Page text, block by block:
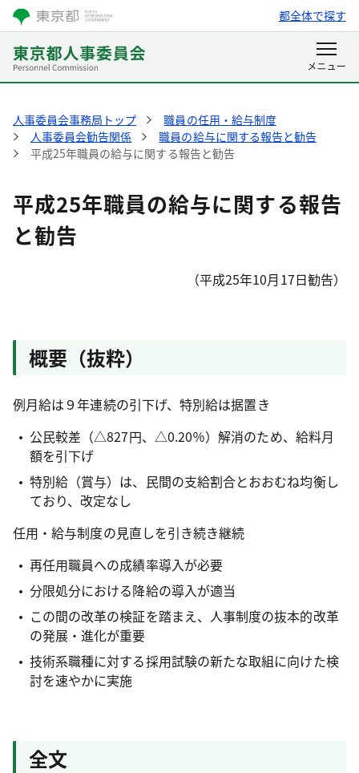
都全体で探す
人事委員会事務局トップ
職員の任用・給与制度
人事委員会勧告関係
職員の給与に関する報告と勧告
平成25年職員の給与に関する報告と勧告
平成25年職員の給与に関する報告
と勧告
（平成25年10月17日勧告）
概要（抜粋）
例月給は９年連続の引下げ、特別給は据置き
公民較差（△827円、△0.20％）解消のため、給料月
額を引下げ
特別給（賞与）は、民間の支給割合とおおむね均衡し
ており、改定なし
任用・給与制度の見直しを引き続き継続
再任用職員への成績率導入が必要
分限処分における降給の導入が適当
この間の改革の検証を踏まえ、人事制度の抜本的改革
の発展・進化が重要
技術系職種に対する採用試験の新たな取組に向けた検
討を速やかに実施
全文